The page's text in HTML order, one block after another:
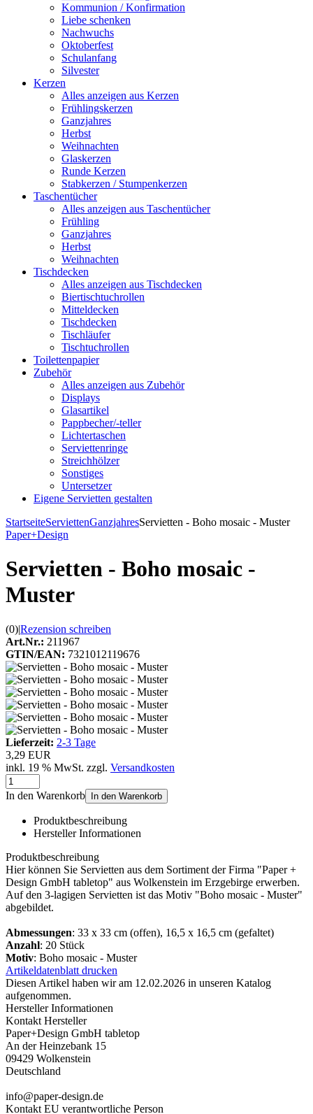
Kommunion / Konfirmation
Liebe schenken
Nachwuchs
Oktoberfest
Schulanfang
Silvester
Kerzen
Alles anzeigen aus Kerzen
Frühlingskerzen
Ganzjahres
Herbst
Weihnachten
Glaskerzen
Runde Kerzen
Stabkerzen / Stumpenkerzen
Taschentücher
Alles anzeigen aus Taschentücher
Frühling
Ganzjahres
Herbst
Weihnachten
Tischdecken
Alles anzeigen aus Tischdecken
Biertischtuchrollen
Mitteldecken
Tischdecken
Tischläufer
Tischtuchrollen
Toilettenpapier
Zubehör
Alles anzeigen aus Zubehör
Displays
Glasartikel
Pappbecher/-teller
Lichtertaschen
Serviettenringe
Streichhölzer
Sonstiges
Untersetzer
Eigene Servietten gestalten
StartseiteServiettenGanzjahresServietten - Boho mosaic - Muster
Paper+Design
Servietten - Boho mosaic -
Muster
(0)|Rezension schreiben
Art.Nr.: 211967
GTIN/EAN: 7321012119676
Lieferzeit: 2-3 Tage
3,29 EUR
inkl. 19 % MwSt. zzgl. Versandkosten
In den Warenkorb In den Warenkorb
Produktbeschreibung
Hersteller Informationen
Produktbeschreibung
Hier können Sie Servietten aus dem Sortiment der Firma "Paper +
Design GmbH tabletop" aus Wolkenstein im Erzgebirge erwerben.
Auf den 3-lagigen Servietten ist das Motiv "Boho mosaic - Muster"
abgebildet.
Abmessungen: 33 x 33 cm (offen), 16,5 x 16,5 cm (gefaltet)
Anzahl: 20 Stück
Motiv: Boho mosaic - Muster
Artikeldatenblatt drucken
Diesen Artikel haben wir am 12.02.2026 in unseren Katalog
aufgenommen.
Hersteller Informationen
Kontakt Hersteller
Paper+Design GmbH tabletop
An der Heinzebank 15
09429 Wolkenstein
Deutschland
info@paper-design.de
Kontakt EU verantwortliche Person